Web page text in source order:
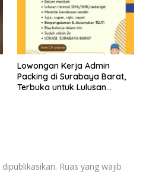
Lowongan Kerja Admin
Packing di Surabaya Barat,
Terbuka untuk Lulusan
Ruas yang wajib